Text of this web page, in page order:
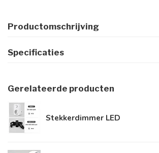
Productomschrijving
Specificaties
Gerelateerde producten
Stekkerdimmer LED